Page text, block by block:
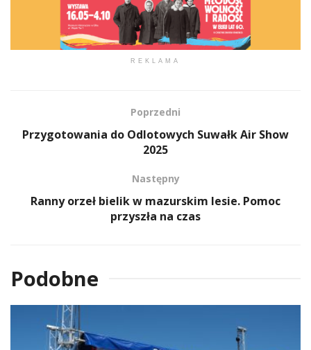
REKLAMA
Poprzedni
Przygotowania do Odlotowych Suwałk Air Show
2025
Następny
Ranny orzeł bielik w mazurskim lesie. Pomoc
przyszła na czas
Podobne